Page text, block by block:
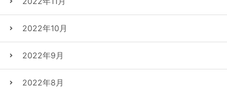
2022年10月
2022年9月
2022年8月